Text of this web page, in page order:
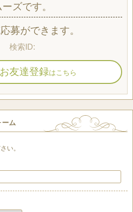
ーズです。
募ができます。
友達登録はこちら
ーム
い。